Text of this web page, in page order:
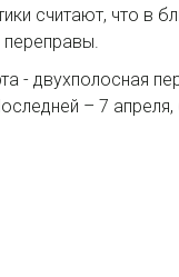
считают, что в
- двухполосная
– 7